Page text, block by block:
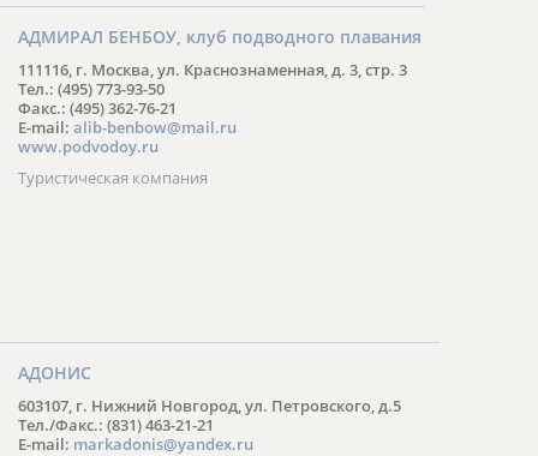
АДМИРАЛ БЕНБОУ, клуб подводного плавания
111116, г. Москва, ул. Краснознаменная, д. 3, стр. 3
Тел.: (495) 773-93-50
Факс.: (495) 362-76-21
E-mail: alib-benbow@mail.ru
www.podvodoy.ru
Туристическая компания
АДОНИС
603107, г. Нижний Новгород, ул. Петровского, д.5
Тел./Факс.: (831) 463-21-21
E-mail: markadonis@yandex.ru